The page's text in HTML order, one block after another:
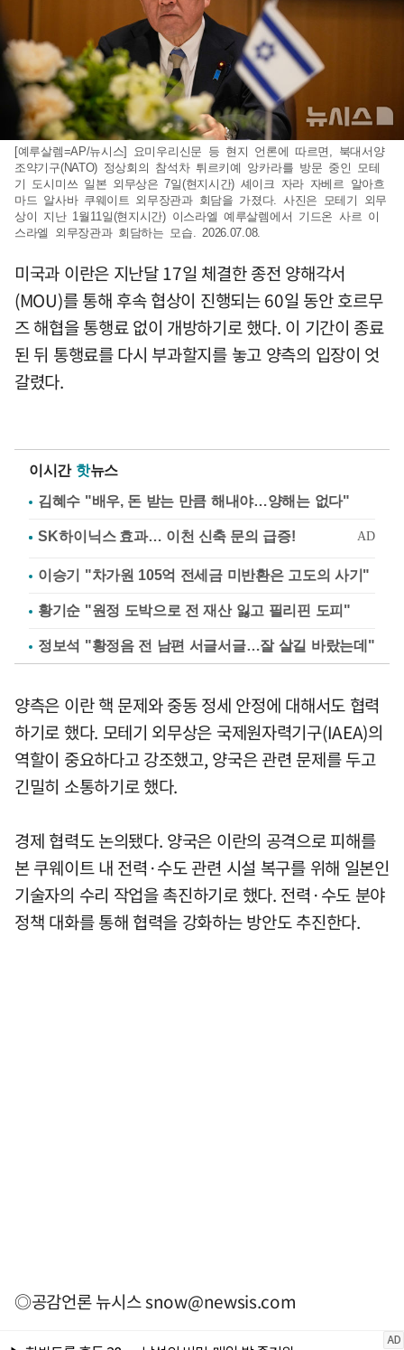
[예루살렘=AP/뉴시스] 요미우리신문 등 현지 언론에 따르면, 북대서양
조약기구(NATO) 정상회의 참석차 튀르키예 앙카라를 방문 중인 모테
기 도시미쓰 일본 외무상은 7일(현지시간) 셰이크 자라 자베르 알아흐
마드 알사바 쿠웨이트 외무장관과 회담을 가졌다. 사진은 모테기 외무
상이 지난 1월11일(현지시간) 이스라엘 예루살렘에서 기드온 사르 이
스라엘 외무장관과 회담하는 모습. 2026.07.08.
미국과 이란은 지난달 17일 체결한 종전 양해각서
(MOU)를 통해 후속 협상이 진행되는 60일 동안 호르무
즈 해협을 통행료 없이 개방하기로 했다. 이 기간이 종료
된 뒤 통행료를 다시 부과할지를 놓고 양측의 입장이 엇
갈렸다.
이시간 핫뉴스
김혜수 "배우, 돈 받는 만큼 해내야…양해는 없다"
이승기 "차가원 105억 전세금 미반환은 고도의 사기"
황기순 "원정 도박으로 전 재산 잃고 필리핀 도피"
정보석 "황정음 전 남편 서글서글…잘 살길 바랐는데"
양측은 이란 핵 문제와 중동 정세 안정에 대해서도 협력
하기로 했다. 모테기 외무상은 국제원자력기구(IAEA)의
역할이 중요하다고 강조했고, 양국은 관련 문제를 두고
긴밀히 소통하기로 했다.
경제 협력도 논의됐다. 양국은 이란의 공격으로 피해를
본 쿠웨이트 내 전력·수도 관련 시설 복구를 위해 일본인
기술자의 수리 작업을 촉진하기로 했다. 전력·수도 분야
정책 대화를 통해 협력을 강화하는 방안도 추진한다.
◎공감언론 뉴시스snow@newsis.com